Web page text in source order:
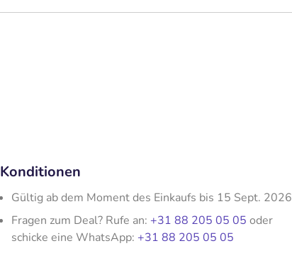
Konditionen
Gültig ab dem Moment des Einkaufs bis 15 Sept. 2026
Fragen zum Deal? Rufe an: +31 88 205 05 05 oder
schicke eine WhatsApp: +31 88 205 05 05